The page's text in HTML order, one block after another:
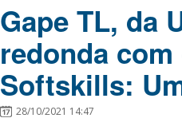
Gape TL, da
redonda
Softskills:
28/10/2021 14:47